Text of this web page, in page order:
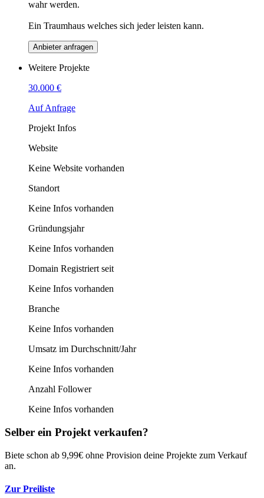
wahr werden.
Ein Traumhaus welches sich jeder leisten kann.
Anbieter anfragen
Weitere Projekte
30.000 €
Auf Anfrage
Projekt Infos
Website
Keine Website vorhanden
Standort
Keine Infos vorhanden
Gründungsjahr
Keine Infos vorhanden
Domain Registriert seit
Keine Infos vorhanden
Branche
Keine Infos vorhanden
Umsatz im Durchschnitt/Jahr
Keine Infos vorhanden
Anzahl Follower
Keine Infos vorhanden
Selber ein Projekt verkaufen?
Biete schon ab 9,99€ ohne Provision deine Projekte zum Verkauf
an.
Zur Preiliste